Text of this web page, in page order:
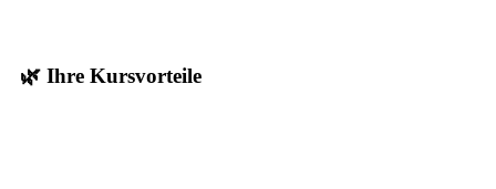
🌿 Ihre Kursvorteile